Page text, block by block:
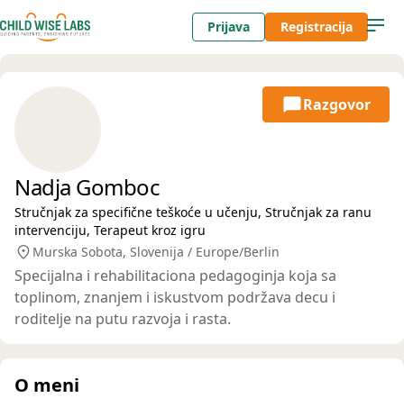
Prijava Registracija
Nadja Gomboc
Stručnjak za specifične teškoće u učenju, Stručnjak za ranu
intervenciju, Terapeut kroz igru
Murska Sobota, Slovenija / Europe/Berlin
Specijalna i rehabilitaciona pedagoginja koja sa
toplinom, znanjem i iskustvom podržava decu i
roditelje na putu razvoja i rasta.
Razgovor
O meni